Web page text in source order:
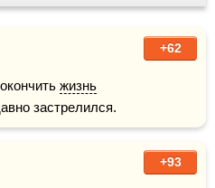
+62
жизнь
застрелился.
+93